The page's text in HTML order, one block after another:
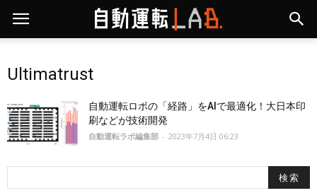
Ultimatrust
自動運転ロボの「経路」をAIで最適化！大日本印
刷などが技術開発
自動運転ラボ編集部 - 2023年7月4日 06:23